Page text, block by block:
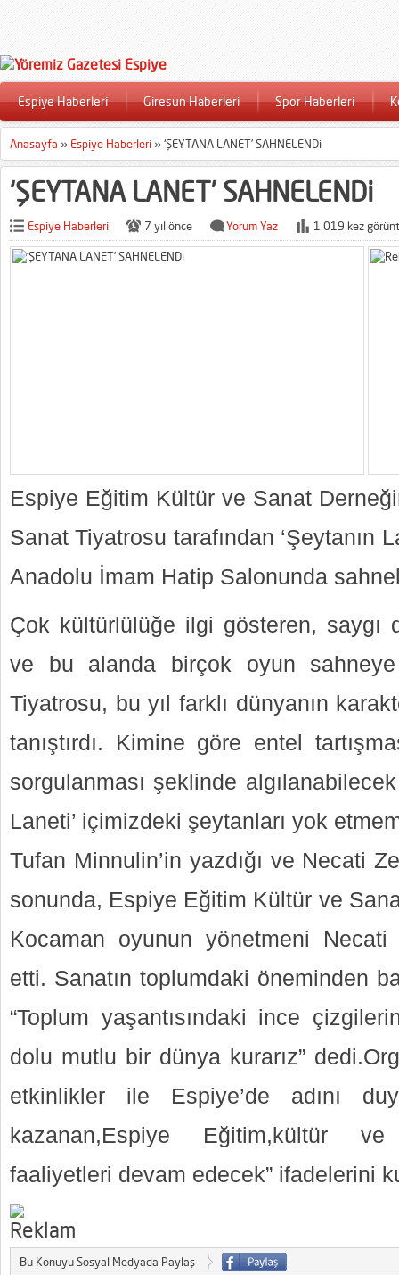
Espiye Haberleri Giresun Haberleri Spor Haberleri
Anasayfa » Espiye Haberleri »‘ŞEYTANA LANET’ SAHNELENDi
‘ŞEYTANA LANET’ SAHNELENDi
Espiye Haberleri 7 yıl önce Yorum Yaz 1.019 kez
Espiye Eğitim Kültür ve Sanat
Sanat Tiyatrosu tarafından ‘Şeytanın
Anadolu İmam Hatip Salonunda
Çok kültürlülüğe ilgi gösteren, saygı
ve bu alanda birçok oyun
Tiyatrosu, bu yıl farklı dünyanın
tanıştırdı. Kimine göre entel
sorgulanması şeklinde
Laneti’ içimizdeki şeytanları yok
Tufan Minnulin’in yazdığı ve Necati
sonunda, Espiye Eğitim Kültür ve
Kocaman oyunun yönetmeni Necati
etti. Sanatın toplumdaki öneminden
“Toplum yaşantısındaki ince
dolu mutlu bir dünya kurarız”
etkinlikler ile Espiye’de adını
kazanan,Espiye Eğitim,kültür
faaliyetleri devam edecek” ifadelerini
Bu Konuyu Sosyal Medyada Paylaş